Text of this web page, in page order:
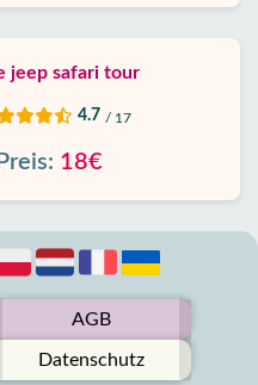
jeep safari tour
4.7 / 17
Preis: 18€
AGB
Datenschutz